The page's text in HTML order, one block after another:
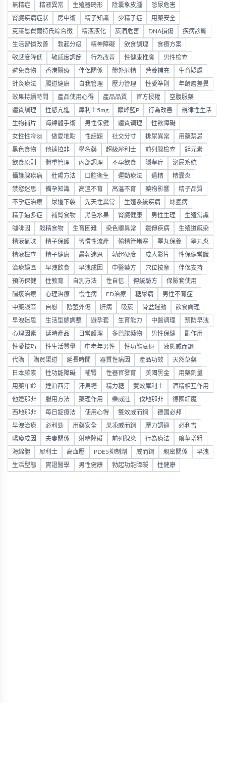
無精症 精液異常 生殖器畸形 陰囊象皮腫 憋尿危害
腎臟疾病症狀 房中術 精子知識 少精子症 用藥安全
克萊恩費爾特氏綜合徵 精液液化 菸酒危害 DNA損傷 疾病診斷
生活習慣改善 勃起分級 精神障礙 飲食調理 食療方案
敏感度降低 敏感度調節 行為改善 性健康推廣 男性檢查
避免食物 香港醫療 伴侶關係 體外射精 營養補充 生育疑慮
針灸療法 腸道健康 自我管理 壓力管理 性愛準則 年齡層差異
效果持續時間 產品使用心得 產品品質 官方授權 空腹服藥
體質調理 性慾亢進 犀利士5mg 巔峰藍P 行為改善 規律性生活
生物補片 海綿體手術 男性保健 體質调理 性欲障礙
女性性冷淡 做愛地點 性話題 社交分寸 排尿異常 用藥禁忌
黑色食物 他達拉非 學名藥 超級犀利士 前列腺檢查 鋅元素
飲食原則 體重管理 內部調理 不孕飲食 隱睾症 泌尿系統
攝護腺疾病 壯陽方法 口腔衛生 運動療法 遺精 精囊炎
禁慾迷思 備孕知識 高溫不育 高温不育 藥物影響 精子品質
不孕症治療 尿道下裂 先天性異常 生殖系統疾病 絲蟲病
精子過多症 補腎食物 黑色水果 腎臟健康 男性生理 生殖常識
咖啡因 殺精食物 生育困難 染色體異常 遺傳疾病 生殖道感染
精液氣味 精子保護 習慣性流產 輸精管堵塞 睪丸保養 睾丸炎
精液檢查 精子健康 晨勃迷思 勃起硬度 成人影片 性保健常識
治療誤區 早洩飲食 早洩成因 中醫藥方 穴位按摩 伴侶支持
預防保健 性教育 自測方法 性自信 傳統驗方 保險套使用
陽痿治療 心理治療 慢性病 ED治療 糖尿病 男性不育症
中藥誤區 自慰 陰莖外傷 肝病 吸菸 骨盆運動 飲食調理
早洩迷思 生活型態調整 避孕套 生育能力 中醫调理 預防早洩
心理因素 延時產品 日常護理 多巴胺藥物 男性保健 副作用
性愛技巧 性生活質量 中老年男性 性功能衰退 液態威而鋼
代購 購買渠道 延長時間 器質性病因 產品功效 天然草藥
日本藤素 性功能障礙 補腎 性器官發育 美國黑金 用藥劑量
用藥年齡 達泊西汀 汗馬糖 精力糖 雙效犀利士 酒精相互作用
他達那非 服用方法 藥理作用 樂威壯 伐地那非 德國紅魔
西地那非 每日錠療法 使用心得 雙效威而鋼 德國必邦
早洩治療 必利勁 用藥安全 果凍威而鋼 壓力調適 必利吉
陽痿成因 夫妻關係 射精障礙 前列腺炎 行為療法 陰莖增粗
海綿體 犀利士 高血壓 PDE5抑制劑 威而鋼 親密關係 早洩
生活型態 實證醫學 男性健康 勃起功能障礙 性健康